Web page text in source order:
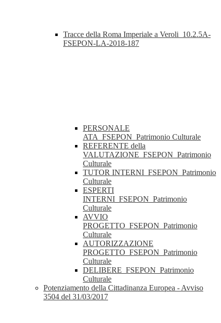
Tracce della Roma Imperiale a Veroli_10.2.5A-
FSEPON-LA-2018-187
PERSONALE
ATA_FSEPON_Patrimonio Culturale
REFERENTE della
VALUTAZIONE_FSEPON_Patrimonio
Culturale
TUTOR INTERNI_FSEPON_Patrimonio
Culturale
ESPERTI
INTERNI_FSEPON_Patrimonio
Culturale
AVVIO
PROGETTO_FSEPON_Patrimonio
Culturale
AUTORIZZAZIONE
PROGETTO_FSEPON_Patrimonio
Culturale
DELIBERE_FSEPON_Patrimonio
Culturale
Potenziamento della Cittadinanza Europea - Avviso
3504 del 31/03/2017